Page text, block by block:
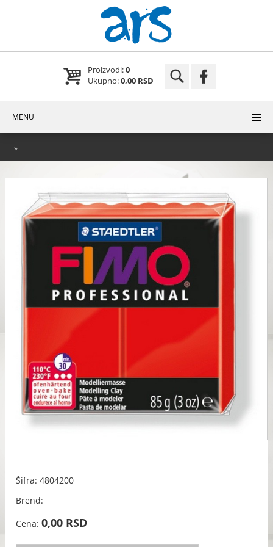
Proizvodi:0
Ukupno:0,00 RSD
MENU
»
Šifra: 4804200
Brend:
Cena:0,00 RSD